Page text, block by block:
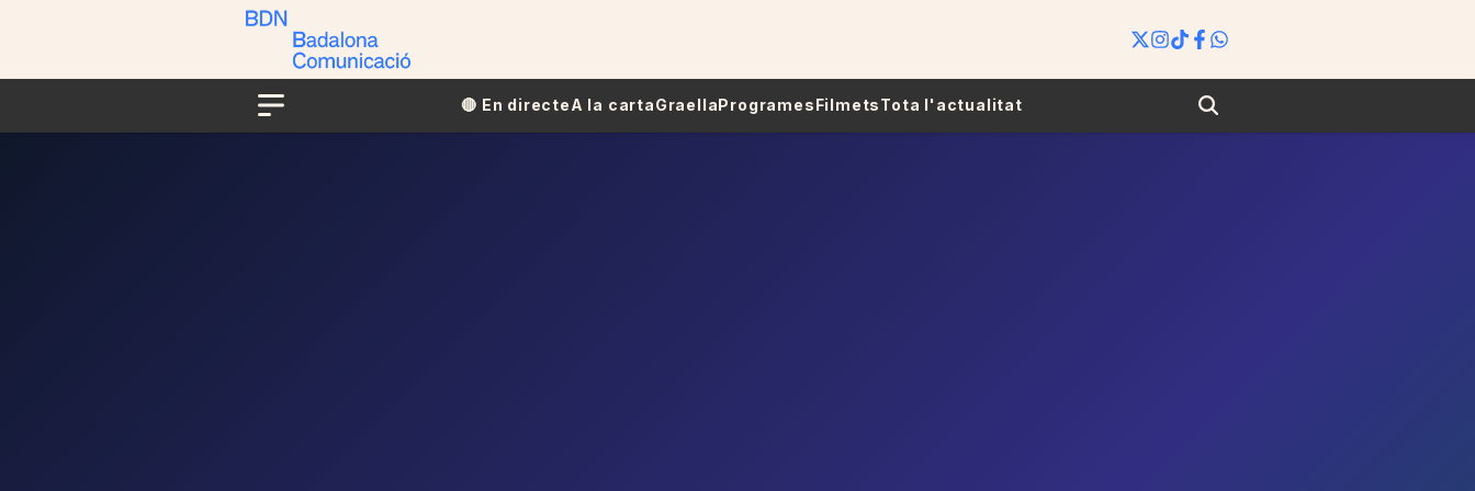
Menu
🔴​​ En directeA la cartaGraellaProgramesFilmetsTota l'actualitat Search